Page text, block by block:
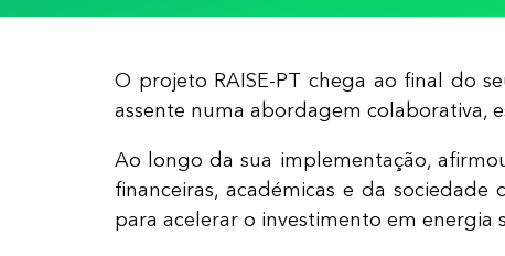
O projeto RAISE-PT chega ao final do
assente numa abordagem colaborativa,
Ao longo da sua implementação,
financeiras, académicas e da
para acelerar o investimento em energia